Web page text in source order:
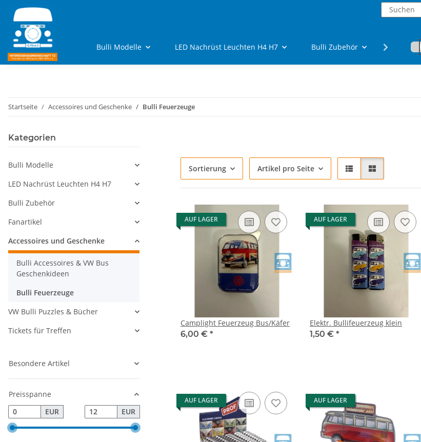
Bulli Modelle LED Nachrüst Leuchten H4 H7 Bulli Zubehör Fanartikel
Startseite Accessoires und Geschenke Bulli Feuerzeuge
Sortierung Artikel pro Seite
AUF LAGER
Camplight Feuerzeug Bus/Käfer
6,00 € *
AUF LAGER
Elektr. Bullifeuerzeug klein
1,50 € *
AUF LAGER AUF LAGER
Kategorien
Bulli Modelle
LED Nachrüst Leuchten H4 H7
Bulli Zubehör
Fanartikel
Accessoires und Geschenke
Bulli Accessoires & VW Bus
Geschenkideen
Bulli Feuerzeuge
VW Bulli Puzzles & Bücher
Tickets für Treffen
Besondere Artikel
Preisspanne
EUR
EUR